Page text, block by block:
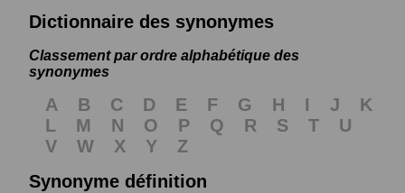
Dictionnaire des synonymes
Classement par ordre alphabétique des
synonymes
A B C D E F G H I J
K
L
M N O P Q R S T
U
V
W X Y
Z
Synonyme définition